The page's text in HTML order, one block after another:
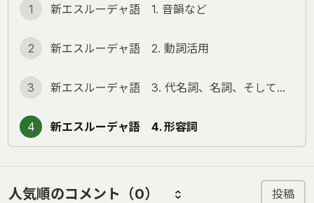
1 新エスルーデャ語 1. 音韻など
2 新エスルーデャ語 2. 動詞活用
3 新エスルーデャ語 3. 代名詞、名詞、そして語順
4 新エスルーデャ語 4. 形容詞
人気順のコメント （0） 投稿